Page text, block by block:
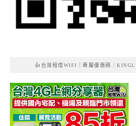
👍台灣租借WIFI｜專屬優惠碼｜